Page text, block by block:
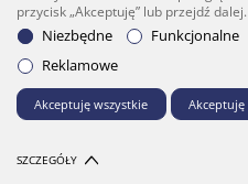
są problemem, lecz realnym
wszystkim. To inwestycja w
otoczenie, w którym po prostu
Robert Duchniewicz
przycisk „Akceptuję” lub przejdź
Niezbędne
Funkcjonalne
Reklamowe
Akceptuję wszystkie Akceptuję
SZCZEGÓŁY